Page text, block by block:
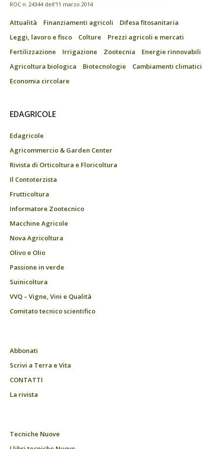
ROC n. 24344 dell’11 marzo 2014
Attualità Finanziamenti agricoli
Difesa fitosanitaria
Leggi, lavoro e fisco
Colture
Prezzi agricoli e mercati
Fertilizzazione
Irrigazione Zootecnia
Energie rinnovabili
Agricoltura biologica
Biotecnologie
Cambiamenti climatici
Economia circolare
EDAGRICOLE
Edagricole
Agricommercio & Garden Center
Rivista di Orticoltura e Floricoltura
Il Contoterzista
Frutticoltura
Informatore Zootecnico
Macchine Agricole
Nova Agricoltura
Olivo e Olio
Passione in verde
Suinicoltura
VVQ – Vigne, Vini e Qualità
Comitato tecnico scientifico
Abbonati
Scrivi a Terra e Vita
CONTATTI
La rivista
Tecniche Nuove